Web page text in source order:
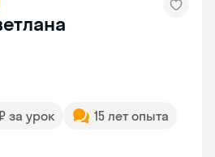
за урок
15 лет опыта